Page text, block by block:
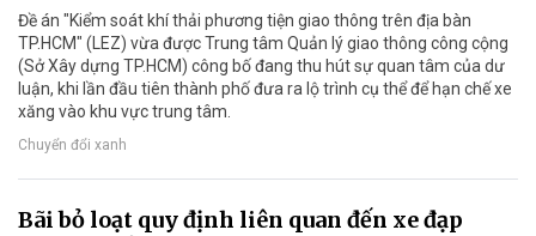
Đề án "Kiểm soát khí thải phương tiện giao thông trên địa bàn
TP.HCM" (LEZ) vừa được Trung tâm Quản lý giao thông công cộng
(Sở Xây dựng TP.HCM) công bố đang thu hút sự quan tâm của dư
luận, khi lần đầu tiên thành phố đưa ra lộ trình cụ thể để hạn chế xe
xăng vào khu vực trung tâm.
Chuyển đổi xanh
Bãi bỏ loạt quy định liên quan đến xe đạp